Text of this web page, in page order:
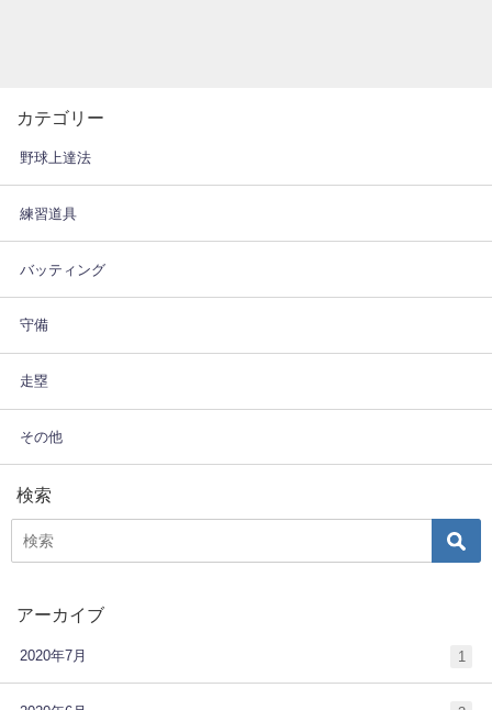
カテゴリー
野球上達法
練習道具
バッティング
守備
走塁
その他
検索
アーカイブ
2020年7月 1